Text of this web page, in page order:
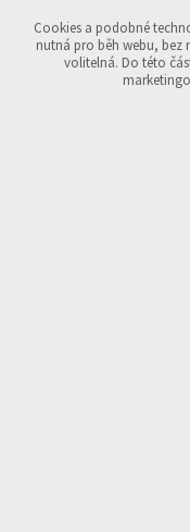
Přijmout
Cookies a podobné
nutná pro běh webu, bez
volitelná. Do této